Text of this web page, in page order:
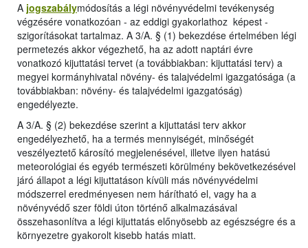
A jogszabálymódosítás a légi növényvédelmi tevékenység
végzésére vonatkozóan - az eddigi gyakorlathoz képest -
szigorításokat tartalmaz. A 3/A. § (1) bekezdése értelmében légi
permetezés akkor végezhető, ha az adott naptári évre
vonatkozó kijuttatási tervet (a továbbiakban: kijuttatási terv) a
megyei kormányhivatal növény- és talajvédelmi igazgatósága (a
továbbiakban: növény- és talajvédelmi igazgatóság)
engedélyezte.
A 3/A. § (2) bekezdése szerint a kijuttatási terv akkor
engedélyezhető, ha a termés mennyiségét, minőségét
veszélyeztető károsító megjelenésével, illetve ilyen hatású
meteorológiai és egyéb természeti körülmény bekövetkezésével
járó állapot a légi kijuttatáson kívüli más növényvédelmi
módszerrel eredményesen nem hárítható el, vagy ha a
növényvédő szer földi úton történő alkalmazásával
összehasonlítva a légi kijuttatás előnyösebb az egészségre és a
környezetre gyakorolt kisebb hatás miatt.